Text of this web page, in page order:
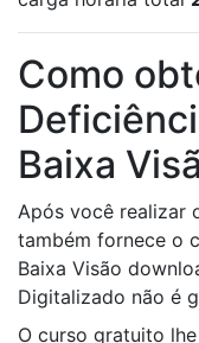
Como
Baixa
Após você realizar
também fornece o
Baixa Visão
Digitalizado não é
O curso gratuito